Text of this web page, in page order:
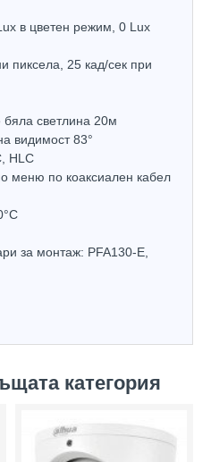
в цветен режим, 0 Lux
пиксела, 25 кад/сек при
бяла светлина 20м
видимост 83°
HLC
меню по коаксиален кабел
за монтаж: PFA130-E,
категория